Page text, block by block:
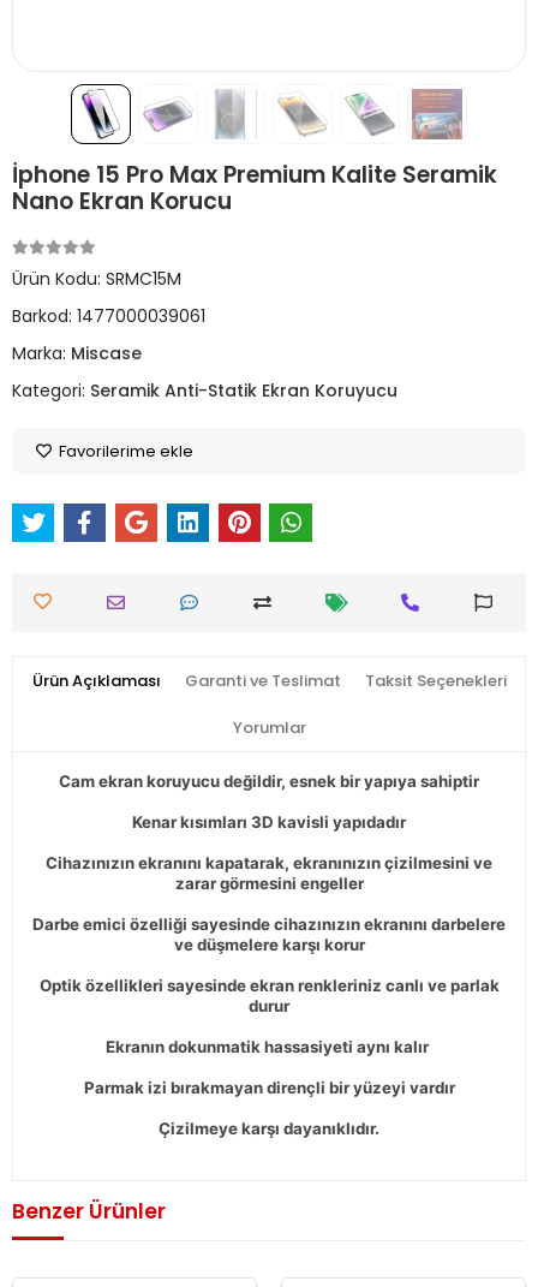
İphone 15 Pro Max Premium Kalite Seramik
Nano Ekran Korucu
Ürün Kodu: SRMC15M
Barkod: 1477000039061
Marka: Miscase
Kategori: Seramik Anti-Statik Ekran Koruyucu
Favorilerime ekle
Ürün Açıklaması Garanti ve Teslimat Taksit Seçenekleri
Yorumlar
Cam ekran koruyucu değildir, esnek bir yapıya sahiptir
Kenar kısımları 3D kavisli yapıdadır
Cihazınızın ekranını kapatarak, ekranınızın çizilmesini ve
zarar görmesini engeller
Darbe emici özelliği sayesinde cihazınızın ekranını darbelere
ve düşmelere karşı korur
Optik özellikleri sayesinde ekran renkleriniz canlı ve parlak
durur
Ekranın dokunmatik hassasiyeti aynı kalır
Parmak izi bırakmayan dirençli bir yüzeyi vardır
Çizilmeye karşı dayanıklıdır.
Benzer Ürünler